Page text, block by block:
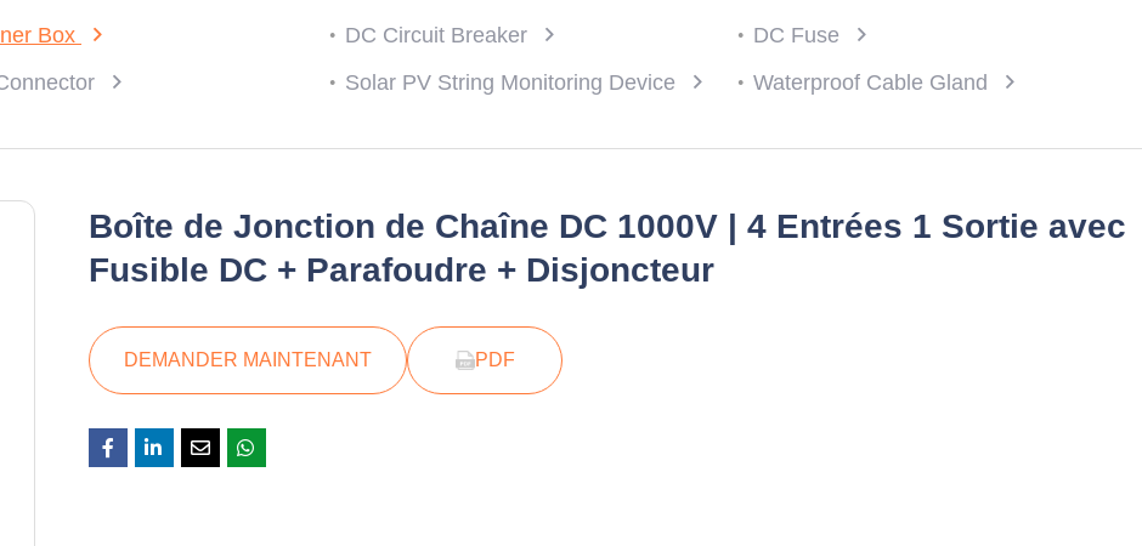
Box DC Circuit Breaker
DC Fuse
Solar PV String Monitoring Device Waterproof Cable Gland
Boîte de Jonction de Chaîne DC 1000V | 4 Entrées 1 Sortie avec
Fusible DC + Parafoudre + Disjoncteur
DEMANDER MAINTENANT PDF